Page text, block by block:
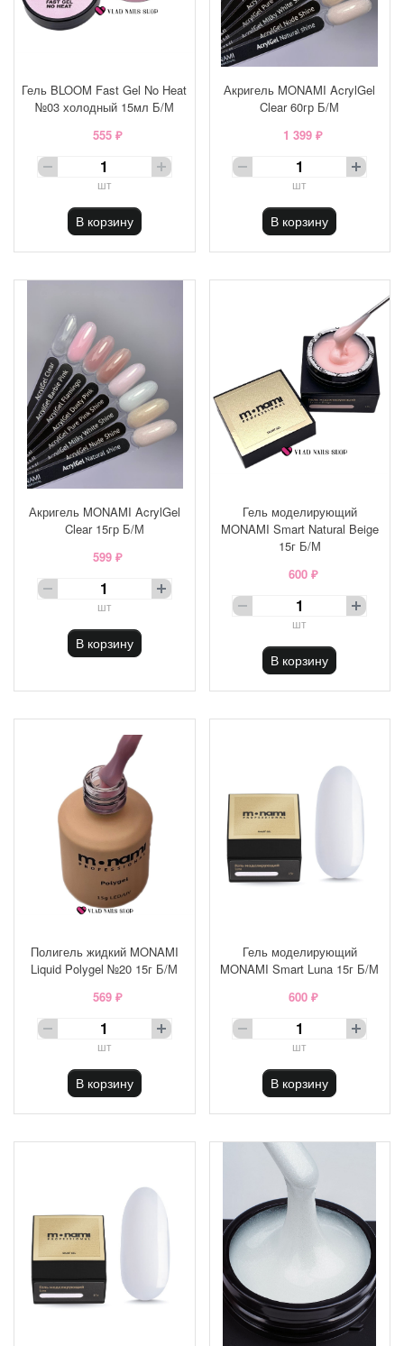
Гель BLOOM Fast Gel No Heat
№03 холодный 15мл Б/М
555 ₽
шт
В корзину
Акригель MONAMI AcrylGel
Clear 60гр Б/М
1 399 ₽
шт
В корзину
Акригель MONAMI AcrylGel
Clear 15гр Б/М
599 ₽
шт
В корзину
Гель моделирующий
MONAMI Smart Natural Beige
15г Б/М
600 ₽
шт
В корзину
Полигель жидкий MONAMI
Liquid Polygel №20 15г Б/М
569 ₽
шт
В корзину
Гель моделирующий
MONAMI Smart Luna 15г Б/М
600 ₽
шт
В корзину